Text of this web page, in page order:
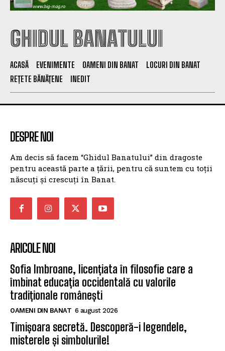
GHIDUL BANATULUI
ACASĂ EVENIMENTE OAMENI DIN BANAT
LOCURI DIN BANAT
REȚETE BĂNĂȚENE
INEDIT
DESPRE NOI
Am decis să facem “Ghidul Banatului” din dragoste
pentru această parte a țării, pentru că suntem cu toții
născuți și crescuți în Banat.
ARICOLE NOI
Sofia Imbroane, licențiata în filosofie care a
îmbinat educația occidentală cu valorile
tradiționale românești
OAMENI DIN BANAT 6 august 2026
Timișoara secretă. Descoperă-i legendele,
misterele și simbolurile!